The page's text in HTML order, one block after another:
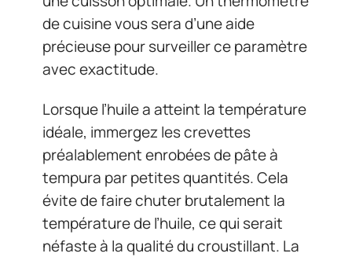
de cuisine vous sera d’une aide
précieuse pour surveiller ce paramètre
avec exactitude.
Lorsque l’huile a atteint la température
idéale, immergez les crevettes
préalablement enrobées de pâte à
tempura par petites quantités. Cela
évite de faire chuter brutalement la
température de l’huile, ce qui serait
néfaste à la qualité du croustillant. La